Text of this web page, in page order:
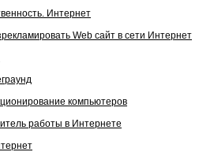
Интернет
Web сайт в сети Интернет
компьютеров
работы в Интернете